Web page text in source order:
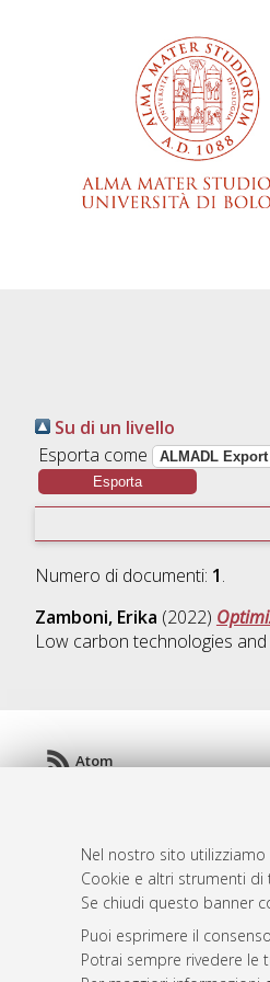
Nel nostro sito
Cookie e altri strumenti
Se chiudi questo banner
Puoi esprimere il
Potrai sempre rivedere le
Su di un livello
Esporta come
Numero di documenti: 1.
Zamboni, Erika (2022)
Low carbon technologies
Atom
© ALMA